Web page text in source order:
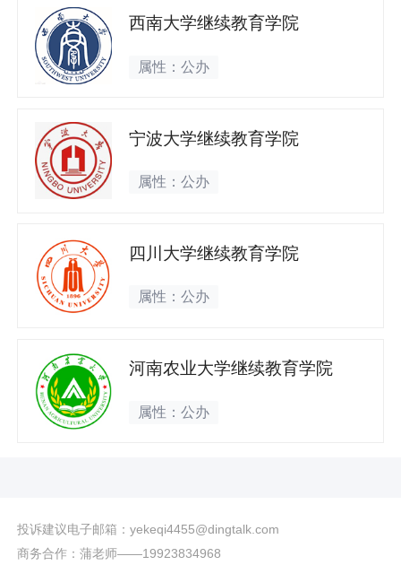
西南大学继续教育学院
属性：公办
宁波大学继续教育学院
属性：公办
四川大学继续教育学院
属性：公办
河南农业大学继续教育学院
属性：公办
投诉建议电子邮箱：yekeqi4455@dingtalk.com
商务合作：蒲老师——19923834968